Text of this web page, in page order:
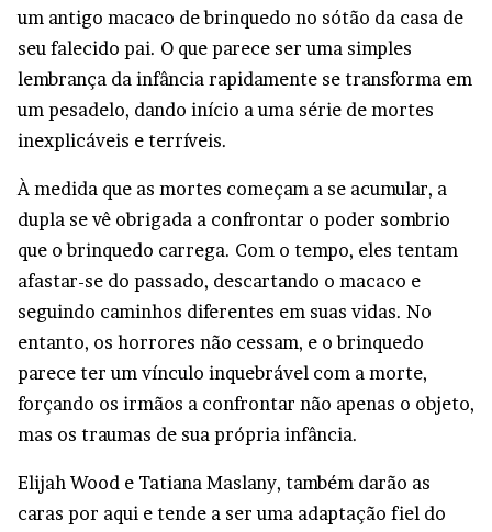
um antigo macaco de brinquedo no sótão da casa de
seu falecido pai. O que parece ser uma simples
lembrança da infância rapidamente se transforma em
um pesadelo, dando início a uma série de mortes
inexplicáveis e terríveis.
À medida que as mortes começam a se acumular, a
dupla se vê obrigada a confrontar o poder sombrio
que o brinquedo carrega. Com o tempo, eles tentam
afastar-se do passado, descartando o macaco e
seguindo caminhos diferentes em suas vidas. No
entanto, os horrores não cessam, e o brinquedo
parece ter um vínculo inquebrável com a morte,
forçando os irmãos a confrontar não apenas o objeto,
mas os traumas de sua própria infância.
Elijah Wood e Tatiana Maslany, também darão as
caras por aqui e tende a ser uma adaptação fiel do